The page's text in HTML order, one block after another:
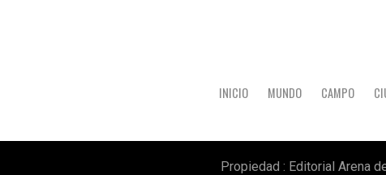
INICIO MUNDO CAMPO
Propiedad : Editorial Arena